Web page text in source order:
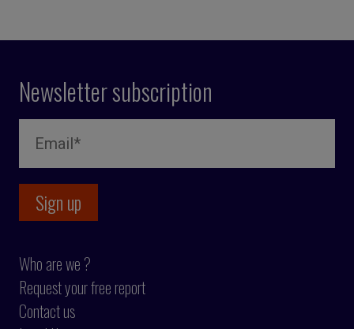
Newsletter subscription
Who are we ?
Request your free report
Contact us